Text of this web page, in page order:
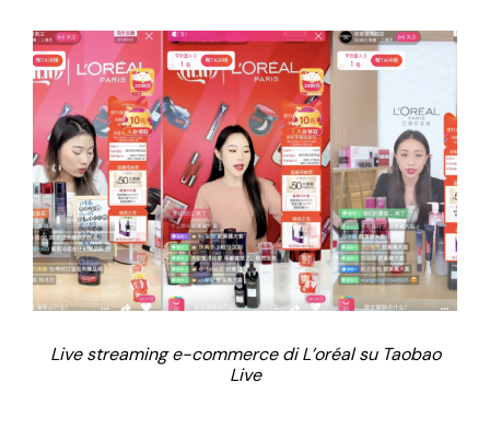
Live streaming e-commerce di L’oréal su Taobao
Live